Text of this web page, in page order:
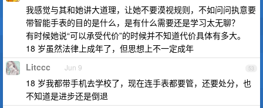
我感觉与其和她讲大道理，让她不要漠视规则，不如问问执意要
带智能手表的目的是什么，是有什么需要还是学习太无聊？
有时候她说“可以承受代价”的时候并不知道代价具体有多大。
18 岁虽然法律上成年了，但思想上不一定成年
53
Litccc Jun 9
18 岁我都带手机去学校了，现在连手表都要管，还要处分，也
不知道是进步还是倒退